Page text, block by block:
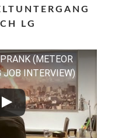
LG
(METEOR
JOB INTERVIEW)